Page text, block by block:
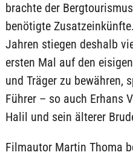
brachte der
benötigte
Jahren stiegen deshalb
ersten Mal auf den
und Träger zu bewähren,
Führer – so auch Erhans
Halil und sein älterer
Filmautor Martin Thoma